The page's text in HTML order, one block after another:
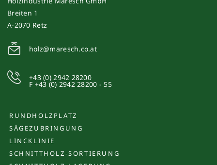
Breiten 1
A-2070 Retz
holz@maresch.co.at
+43 (0) 2942 28200
F +43 (0) 2942 28200 - 55
RUNDHOLZPLATZ
SÄGEZUBRINGUNG
LINCKLINIE
SCHNITTHOLZ-SORTIERUNG